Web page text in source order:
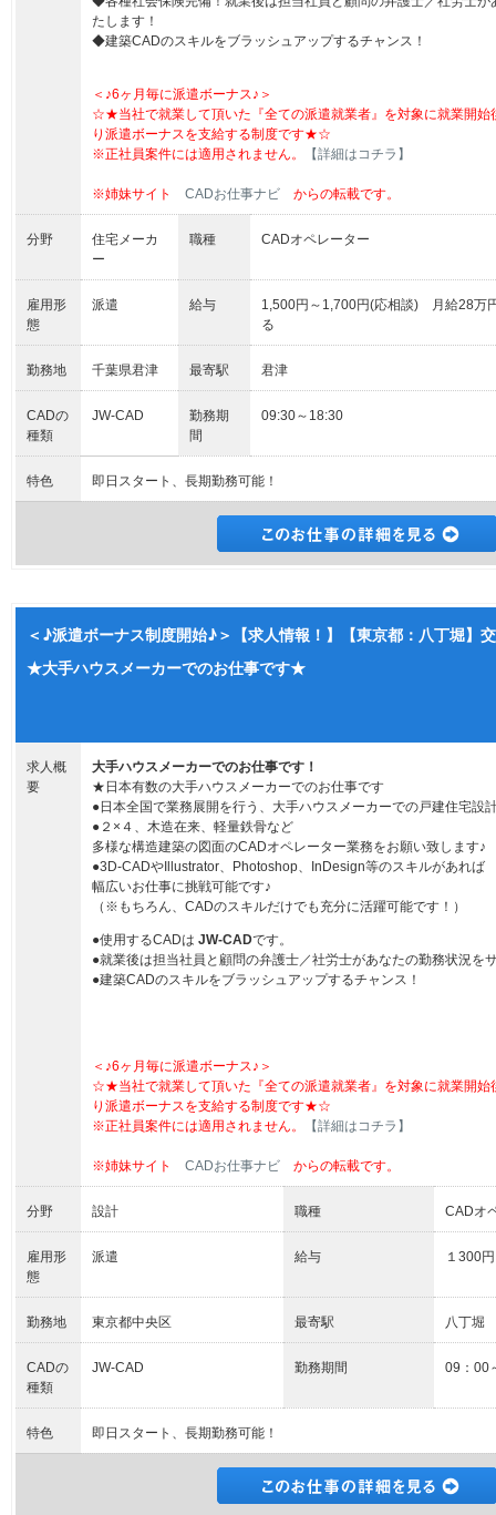
たします！
◆建築CADのスキルをブラッシュアップするチャンス！
＜♪6ヶ月毎に派遣ボーナス♪＞
☆★当社で就業して頂いた『全ての派遣就業者』を対象に就業開始
り派遣ボーナスを支給する制度です★☆
※正社員案件には適用されません。
【詳細はコチラ】
※姉妹サイト CADお仕事ナビ からの転載です。
分野
住宅メーカ
ー
職種 CADオペレーター
雇用形
態
派遣 給与
1,500円～1,700円(応相談) 月給28万
る
勤務地 千葉県君津 最寄駅 君津
CADの
種類
JW-CAD
勤務期
間
09:30～18:30
特色 即日スタート、長期勤務可能！
＜♪派遣ボーナス制度開始♪＞【求人情報！】【東京都：八丁堀】
★大手ハウスメーカーでのお仕事です★
求人概
要
大手ハウスメーカーでのお仕事です！
★日本有数の大手ハウスメーカーでのお仕事です
●日本全国で業務展開を行う、大手ハウスメーカーでの戸建住宅設
●２×４、木造在来、軽量鉄骨など
多様な構造建築の図面のCADオペレーター業務をお願い致します♪
●3D-CADやIllustrator、Photoshop、InDesign等のスキルがあれば
幅広いお仕事に挑戦可能です♪
（※もちろん、CADのスキルだけでも充分に活躍可能です！）
●使用するCADは JW-CADです。
●就業後は担当社員と顧問の弁護士／社労士があなたの勤務状況を
●建築CADのスキルをブラッシュアップするチャンス！
＜♪6ヶ月毎に派遣ボーナス♪＞
☆★当社で就業して頂いた『全ての派遣就業者』を対象に就業開始
り派遣ボーナスを支給する制度です★☆
※正社員案件には適用されません。
【詳細はコチラ】
※姉妹サイト CADお仕事ナビ からの転載です。
分野 設計 職種 CADオ
雇用形
態
派遣 給与 １300
勤務地 東京都中央区 最寄駅 八丁堀
CADの
種類
JW-CAD 勤務期間 09：00
特色 即日スタート、長期勤務可能！